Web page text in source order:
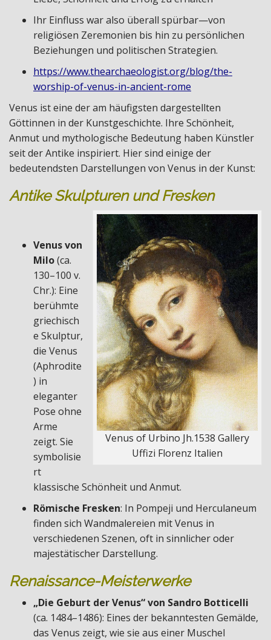
Ihr Einfluss war also überall spürbar—von
religiösen Zeremonien bis hin zu persönlichen
Beziehungen und politischen Strategien.
https://www.thearchaeologist.org/blog/the-
worship-of-venus-in-ancient-rome
Venus ist eine der am häufigsten dargestellten
Göttinnen in der Kunstgeschichte. Ihre Schönheit,
Anmut und mythologische Bedeutung haben Künstler
seit der Antike inspiriert. Hier sind einige der
bedeutendsten Darstellungen von Venus in der Kunst:
Antike Skulpturen und Fresken
Venus of Urbino Jh.1538 Gallery
Uffizi Florenz Italien
Venus von
Milo(ca.
130–100 v.
Chr.): Eine
berühmte
griechisch
e Skulptur,
die Venus
(Aphrodite
) in
eleganter
Pose ohne
Arme
zeigt. Sie
symbolisie
rt
klassische Schönheit und Anmut.
Römische Fresken: In Pompeji und Herculaneum
finden sich Wandmalereien mit Venus in
verschiedenen Szenen, oft in sinnlicher oder
majestätischer Darstellung.
Renaissance-Meisterwerke
„Die Geburt der Venus“ von Sandro Botticelli
(ca. 1484–1486): Eines der bekanntesten Gemälde,
das Venus zeigt, wie sie aus einer Muschel